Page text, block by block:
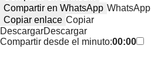
Compartir en WhatsApp WhatsApp
Copiar enlace Copiar
DescargarDescargar
Compartir desde el minuto:00:00